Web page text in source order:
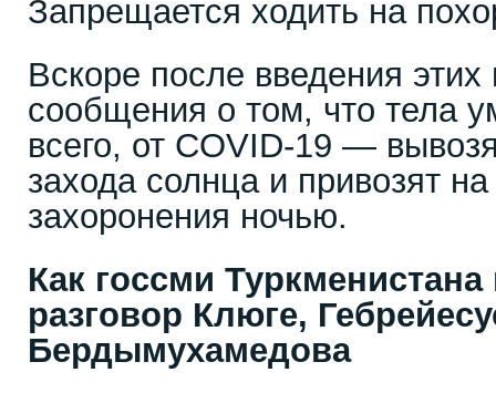
Запрещается ходить на
Вскоре после введения
сообщения о том, что тела
всего, от COVID-19 —
захода солнца и привозят
захоронения ночью.
Как госсми
разговор Клюге,
Бердымухамедова